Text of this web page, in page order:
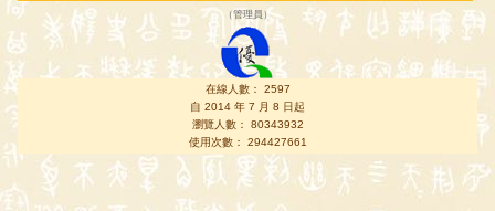
（管理員 ）
在線人數： 2597
自 2014 年 7 月 8 日起
瀏覽人數： 80343932
使用次數： 294427661